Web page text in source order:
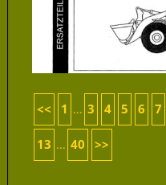
<< 1 ... 3 4 5 6 7
13 ... 40 >>